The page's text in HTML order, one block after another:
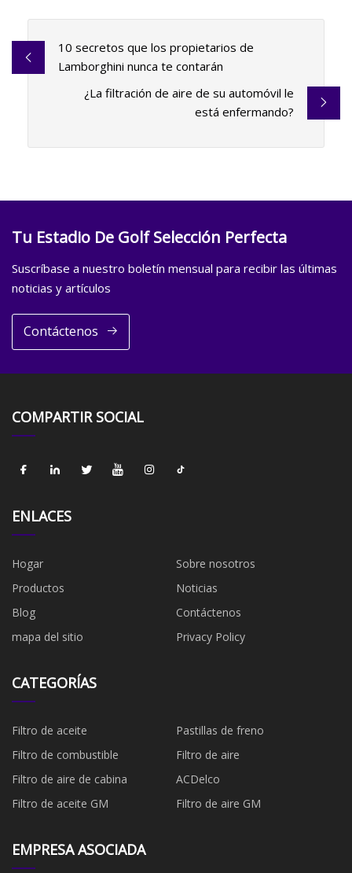
10 secretos que los propietarios de
Lamborghini nunca te contarán
¿La filtración de aire de su automóvil le
está enfermando?
Tu Estadio De Golf Selección Perfecta
Suscríbase a nuestro boletín mensual para recibir las últimas
noticias y artículos
Contáctenos
COMPARTIR SOCIAL
ENLACES
Hogar
Sobre nosotros
Productos
Noticias
Blog
Contáctenos
mapa del sitio
Privacy Policy
CATEGORÍAS
Filtro de aceite
Pastillas de freno
Filtro de combustible
​Filtro de aire
Filtro de aire de cabina
ACDelco
Filtro de aceite GM
Filtro de aire GM
EMPRESA ASOCIADA